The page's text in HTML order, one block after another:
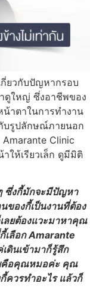
ยวกับปัญหากรอบ
ดูใหญ่ ซึ่งอาชีพของ
าตาในการทำงาน
บรูปลักษณ์ภายนอก
Clinic
ให้เรียวเล็ก ดูมีมิติ
ซึ่งกี้มักจะมีปัญหา
ของกี้เป็นงานที่ต้อง
ลยต้องแวะมาหาคุณ
เลือก Amarante
ดินเข้ามาก็รู้สึก
ยคือคุณหมอค่ะ คุณ
ควรทำอะไร แล้วก็